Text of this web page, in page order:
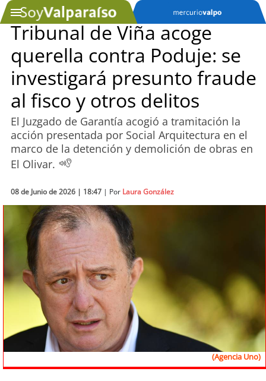
Podcast
Actualidad
Entretención
Economía
Deportes
Tecnología
Sostenibilidad
soy chile
soy arica
Tribunal de Viña acoge
querella contra Poduje: se
investigará presunto fraude
al fisco y otros delitos
El Juzgado de Garantía acogió a tramitación la
acción presentada por Social Arquitectura en el
marco de la detención y demolición de obras en
El Olivar.
08 de Junio de 2026 | 18:47 | Por Laura González
(Agencia Uno)